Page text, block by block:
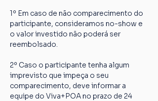
1º Em caso de não comparecimento do
participante, consideramos no-show e
o valor investido não poderá ser
reembolsado.
2º Caso o participante tenha algum
imprevisto que impeça o seu
comparecimento, deve informar a
equipe do Viva+POA no prazo de 24